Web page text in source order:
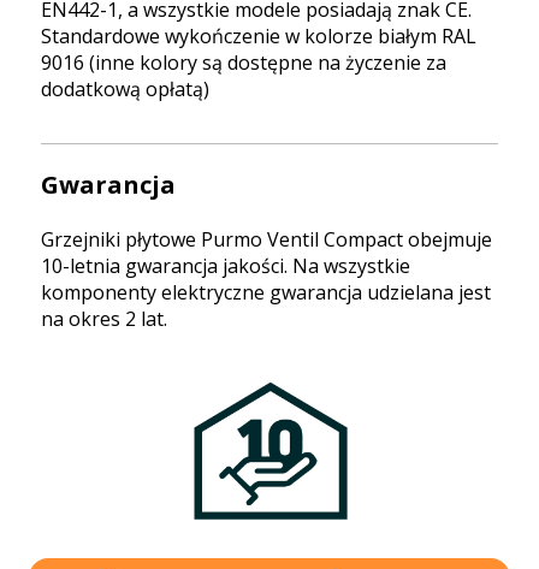
EN442-1, a wszystkie modele posiadają znak CE.
Standardowe wykończenie w kolorze białym RAL
9016 (inne kolory są dostępne na życzenie za
dodatkową opłatą)
Gwarancja
Grzejniki płytowe Purmo Ventil Compact obejmuje
10-letnia gwarancja jakości. Na wszystkie
komponenty elektryczne gwarancja udzielana jest
na okres 2 lat.